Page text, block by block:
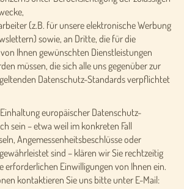
(z.B. für unsere elektronische Werbung
sowie, an Dritte, die für die
Ihnen gewünschten Dienstleistungen
müssen, die sich alle uns gegenüber zur
Datenschutz-Standards verpflichtet
europäischer Datenschutz-
sein – etwa weil im konkreten Fall
Angemessenheitsbeschlüsse oder
sind – klären wir Sie rechtzeitig
erforderlichen Einwilligungen von Ihnen ein.
kontaktieren Sie uns bitte unter E-Mail: